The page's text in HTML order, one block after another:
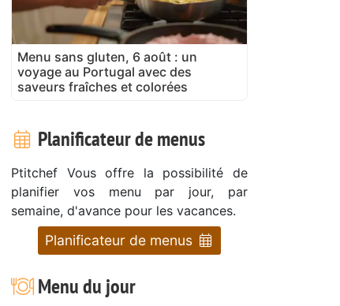
Menu sans gluten, 6 août : un
voyage au Portugal avec des
saveurs fraîches et colorées
Planificateur de menus
Ptitchef Vous offre la possibilité de
planifier vos menu par jour, par
semaine, d'avance pour les vacances.
Planificateur de menus
Menu du jour